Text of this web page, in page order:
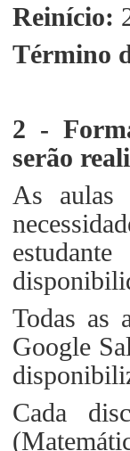
Reinício:
Término
2 -
serão
As aulas
Todas as
Google
Cada